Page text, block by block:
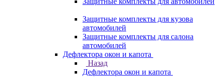
Защитные комплекты для кузова
автомобилей
Защитные комплекты для салона
автомобилей
Дефлектора окон и капота
Назад
Дефлектора окон и капота